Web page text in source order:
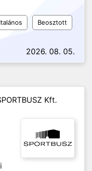
Beosztott
2026. 08. 05.
Kft.